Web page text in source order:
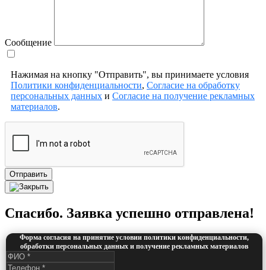
Сообщение
Нажимая на кнопку "Отправить", вы принимаете условия
Политики конфиденциальности, Согласие на обработку
персональных данных и Согласие на получение рекламных
материалов.
Отправить
Спасибо. Заявка успешно отправлена!
Форма согласия на принятие условии политики конфиденциальности,
обработки персональных данных и получение рекламных материалов